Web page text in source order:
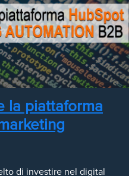
la piattaforma
di investire nel digital